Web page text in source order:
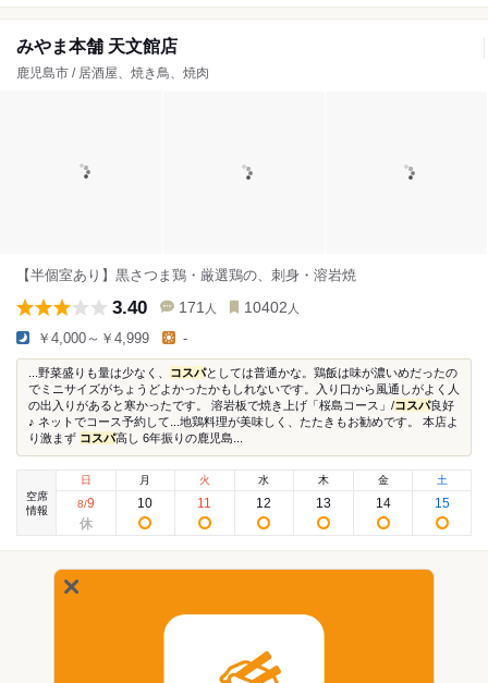
みやま本舗 天文館店
鹿児島市 / 居酒屋、焼き鳥、焼肉
【半個室あり】黒さつま鶏・厳選鶏の、刺身・溶岩焼
3.40 171 人 10402 人
￥4,000～￥4,999 -
...野菜盛りも量は少なく、 コスパとしては普通かな。鶏飯は味が濃いめだったの
でミニサイズがちょうどよかったかもしれないです。入り口から風通しがよく人
の出入りがあると寒かったです。 溶岩板で焼き上げ「桜島コース」/コスパ良好
♪ ネットでコース予約して...地鶏料理が美味しく、たたきもお勧めです。 本店よ
り激まず コスパ高し 6年振りの鹿児島...
空席
情報
日
8/9
月
10
火
11
水
12
木
13
金
14
土
15